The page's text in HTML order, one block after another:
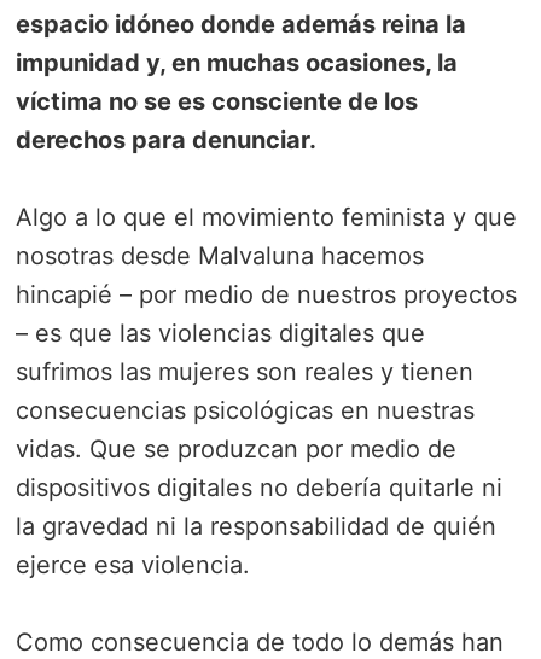
espacio idóneo donde además reina la
impunidad y, en muchas ocasiones, la
víctima no se es consciente de los
derechos para denunciar.
Algo a lo que el movimiento feminista y que
nosotras desde Malvaluna hacemos
hincapié – por medio de nuestros proyectos
– es que las violencias digitales que
sufrimos las mujeres son reales y tienen
consecuencias psicológicas en nuestras
vidas. Que se produzcan por medio de
dispositivos digitales no debería quitarle ni
la gravedad ni la responsabilidad de quién
ejerce esa violencia.
Como consecuencia de todo lo demás han